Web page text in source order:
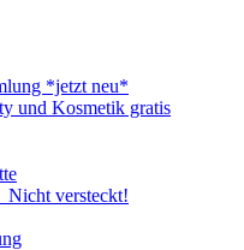
*jetzt neu*
und Kosmetik gratis
Nicht versteckt!